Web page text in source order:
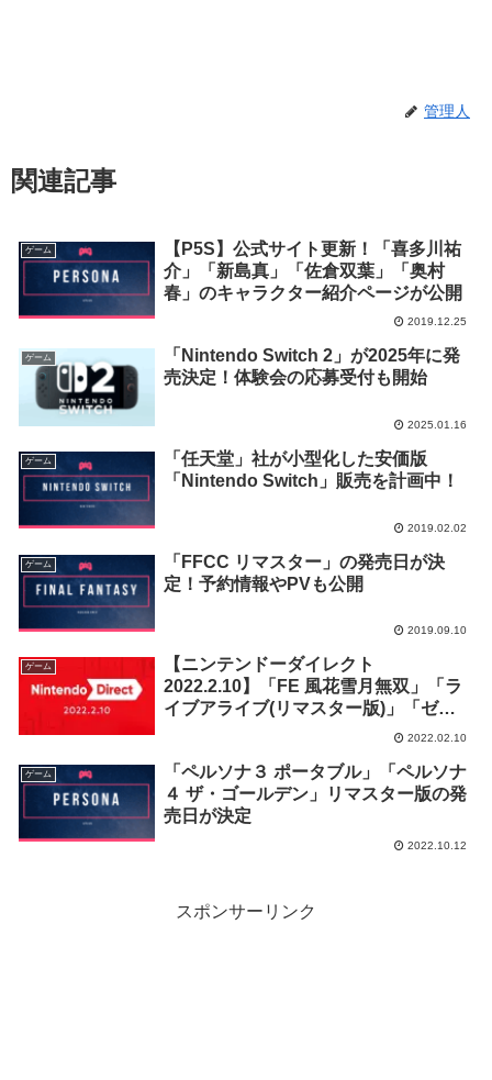
管理人
関連記事
ゲーム
【P5S】公式サイト更新！「喜多川祐
介」「新島真」「佐倉双葉」「奥村
春」のキャラクター紹介ページが公開
2019.12.25
ゲーム
「Nintendo Switch 2」が2025年に発
売決定！体験会の応募受付も開始
2025.01.16
ゲーム
「任天堂」社が小型化した安価版
「Nintendo Switch」販売を計画中！
2019.02.02
ゲーム
「FFCC リマスター」の発売日が決
定！予約情報やPVも公開
2019.09.10
ゲーム
【ニンテンドーダイレクト
2022.2.10】「FE 風花雪月無双」「ラ
イブアライブ(リマスター版)」「ゼノ
2022.02.10
ゲーム
「ペルソナ３ ポータブル」「ペルソナ
４ ザ・ゴールデン」リマスター版の発
売日が決定
2022.10.12
スポンサーリンク